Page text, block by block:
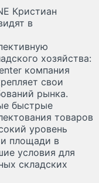
Кристиан
в
хозяйства:
компания
свои
рынка.
быстрые
товаров
уровень
площади в
условия для
складских